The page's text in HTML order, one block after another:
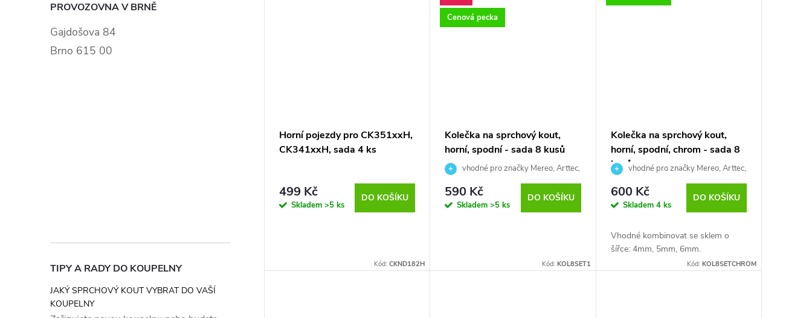
PROVOZOVNA V BRNĚ
Gajdošova 84
Brno 615 00
TIPY A RADY DO KOUPELNY
JAKÝ SPRCHOVÝ KOUT VYBRAT DO VAŠÍ
KOUPELNY
Horní pojezdy pro CK351xxH,
CK341xxH, sada 4 ks
499 Kč
Skladem >5 ks
DO KOŠÍKU
Kód:CKND182H
Cenová pecka
Kolečka na sprchový kout,
horní, spodní - sada 8 kusů
vhodné pro značky Mereo, Arttec,
ROSS, Roltechnik, Hopa, Sanotechnik,
EISL atd.
590 Kč
Skladem>5 ks
DO KOŠÍKU
Kód: KOL8SET1
Kolečka na sprchový kout,
horní, spodní, chrom - sada 8
kusůvhodné pro značky Mereo, Arttec,
ROSS, Roltechnik, Hopa, Sanotechnik,
EISL atd.
600 Kč
Skladem 4 ks
DO KOŠÍKU
Vhodné kombinovat se sklem o
šířce: 4mm, 5mm, 6mm.
Kód: KOL8SETCHROM